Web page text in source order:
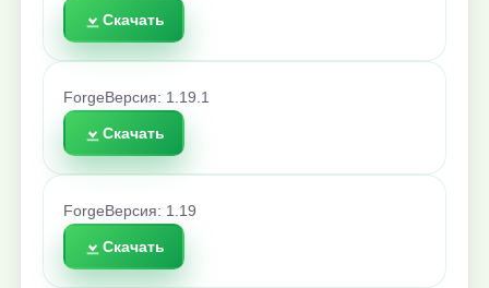
Скачать
Forge Версия: 1.19.1
Скачать
Forge Версия: 1.19
Скачать